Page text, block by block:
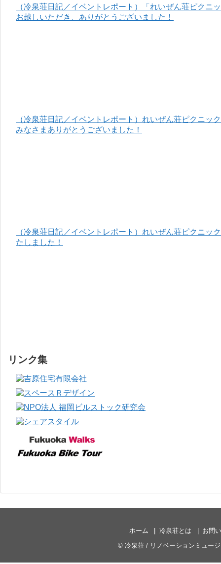
（冷泉荘日記／イベントレポート）「れいぜん荘ピクニ
お越しいただき、ありがとうございました！
（冷泉荘日記／イベントレポート）れいぜん荘ピクニッ
みなさまありがとうございました！
（冷泉荘日記／イベントレポート）れいぜん荘ピクニッ
たしました！
リンク集
ホーム 冷泉荘とは
お問
© 冷泉荘 / リノベーションミュー